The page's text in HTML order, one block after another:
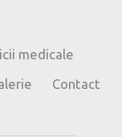
medicale
Contact